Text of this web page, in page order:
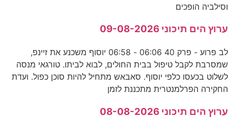
וסילביה הופכים
ערוץ הים תיכוני 09-08-2026
לב פרוע - פרק 40 06:06 - 06:58 יוסוף משכנע את זיינפ,
שמסרבת לקבל טיפול בבית החולים, לבוא לביתו. טורגאי מנסה
לשלוט בכעסו כלפי יוסוף. סאבאש מתחיל להיות סוכן כפול. ועדת
החקירה הפרלמנטרית מתכננת לזמן
ערוץ הים תיכוני 08-08-2026